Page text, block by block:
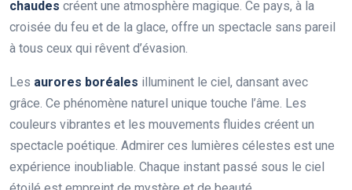
chaudes créent une atmosphère magique. Ce pays, à la
croisée du feu et de la glace, offre un spectacle sans pareil
à tous ceux qui rêvent d’évasion.
Les aurores boréales illuminent le ciel, dansant avec
grâce. Ce phénomène naturel unique touche l’âme. Les
couleurs vibrantes et les mouvements fluides créent un
spectacle poétique. Admirer ces lumières célestes est une
expérience inoubliable. Chaque instant passé sous le ciel